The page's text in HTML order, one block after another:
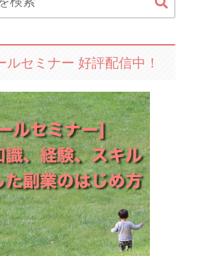
ルセミナー 好評配信中！